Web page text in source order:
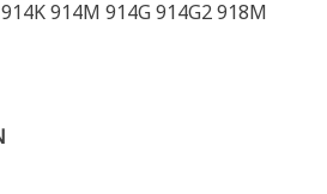
914M 914G 914G2 918M